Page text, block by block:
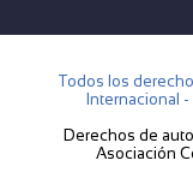
Todos los
Internacional
Derechos de
Asociación